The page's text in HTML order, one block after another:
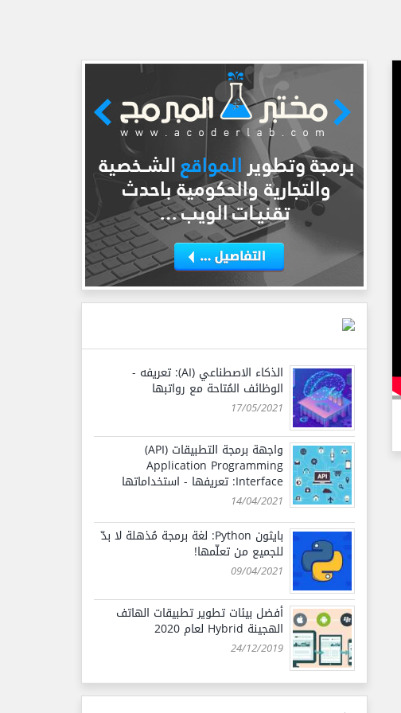
الذكاء الاصطناعي (AI): تعريفه -
الوظائف المُتاحة مع رواتبها
17/05/2021
واجهة برمجة التطبيقات (API)
Application Programming
Interface: تعريفها - استخداماتها
14/04/2021
بايثون Python: لغة برمجة مُذهلة لا بدّ
للجميع من تعلّمها!
09/04/2021
أفضل بيئات تطوير تطبيقات الهاتف
الهجينة Hybrid لعام 2020
24/12/2019